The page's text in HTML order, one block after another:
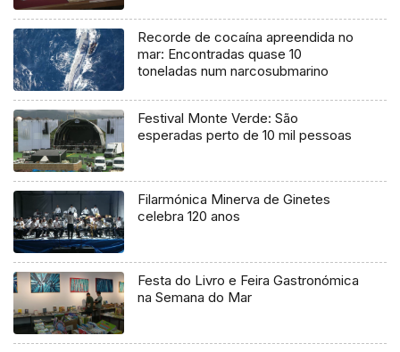
Recorde de cocaína apreendida no
mar: Encontradas quase 10
toneladas num narcosubmarino
Festival Monte Verde: São
esperadas perto de 10 mil pessoas
Filarmónica Minerva de Ginetes
celebra 120 anos
Festa do Livro e Feira Gastronómica
na Semana do Mar